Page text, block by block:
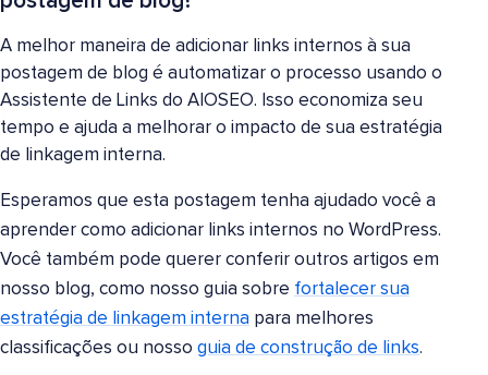
A melhor maneira de adicionar links internos à sua
postagem de blog é automatizar o processo usando o
Assistente de Links do AIOSEO. Isso economiza seu
tempo e ajuda a melhorar o impacto de sua estratégia
de linkagem interna.
Esperamos que esta postagem tenha ajudado você a
aprender como adicionar links internos no WordPress.
Você também pode querer conferir outros artigos em
nosso blog, como nosso guia sobre fortalecer sua
estratégia de linkagem interna para melhores
classificações ou nosso guia de construção de links.